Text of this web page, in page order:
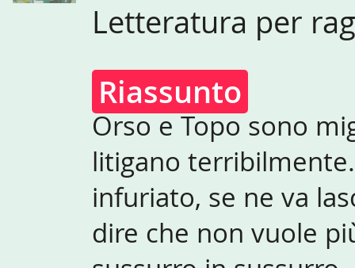
Letteratura per
Riassunto
Orso e Topo sono
litigano
infuriato, se ne va
dire che non vuole